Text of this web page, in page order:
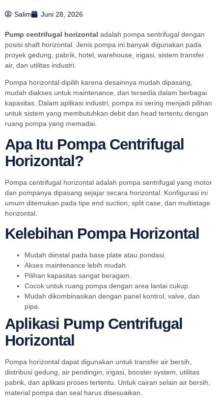
Salim Juni 28, 2026
Pump centrifugal horizontal adalah pompa sentrifugal dengan
posisi shaft horizontal. Jenis pompa ini banyak digunakan pada
proyek gedung, pabrik, hotel, warehouse, irigasi, sistem transfer
air, dan utilitas industri.
Pompa horizontal dipilih karena desainnya mudah dipasang,
mudah diakses untuk maintenance, dan tersedia dalam berbagai
kapasitas. Dalam aplikasi industri, pompa ini sering menjadi pilihan
untuk sistem yang membutuhkan debit dan head tertentu dengan
ruang pompa yang memadai.
Apa Itu Pompa Centrifugal
Horizontal?
Pompa centrifugal horizontal adalah pompa sentrifugal yang motor
dan pompanya dipasang sejajar secara horizontal. Konfigurasi ini
umum ditemukan pada tipe end suction, split case, dan multistage
horizontal.
Kelebihan Pompa Horizontal
Mudah diinstal pada base plate atau pondasi.
Akses maintenance lebih mudah.
Pilihan kapasitas sangat beragam.
Cocok untuk ruang pompa dengan area lantai cukup.
Mudah dikombinasikan dengan panel kontrol, valve, dan
pipa.
Aplikasi Pump Centrifugal
Horizontal
Pompa horizontal dapat digunakan untuk transfer air bersih,
distribusi gedung, air pendingin, irigasi, booster system, utilitas
pabrik, dan aplikasi proses tertentu. Untuk cairan selain air bersih,
material pompa dan seal harus disesuaikan.